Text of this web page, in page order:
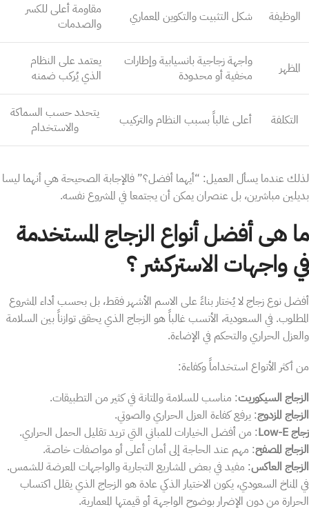
الوظيفة شكل التثبيت والتكوين المعماري
مقاومة أعلى للكسر
والصدمات
المظهر
واجهة زجاجية بانسيابية وإطارات
مخفية أو محدودة
يعتمد على النظام
الذي يُركب ضمنه
التكلفة أعلى غالباً بسبب النظام والتركيب
يتحدد حسب السماكة
والاستخدام
لذلك عندما يسأل العميل: “أيهما أفضل؟” فالإجابة الصحيحة هي أنهما ليسا
بديلين مباشرين، بل عنصران يمكن أن يجتمعا في المشروع نفسه.
ما هى أفضل أنواع الزجاج المستخدمة
في واجهات الاستركشر ؟
أفضل نوع زجاج لا يُختار بناءً على الاسم الأشهر فقط، بل بحسب أداء المشروع
المطلوب. في السعودية، الأنسب غالباً هو الزجاج الذي يحقق توازناً بين السلامة
والعزل الحراري والتحكم في الإضاءة.
من أكثر الأنواع استخداماً وكفاءة:
الزجاج السيكوريت: مناسب للسلامة والمتانة في كثير من التطبيقات.
الزجاج المزدوج: يرفع كفاءة العزل الحراري والصوتي.
زجاج Low-E
: من أفضل الخيارات للمباني التي تريد تقليل الحمل الحراري.
الزجاج المصفح: مهم عند الحاجة إلى أمان أعلى أو مواصفات خاصة.
الزجاج العاكس: مفيد في بعض المشاريع التجارية والواجهات المعرضة للشمس.
في المناخ السعودي، يكون الاختيار الذكي عادة هو الزجاج الذي يقلل اكتساب
الحرارة من دون الإضرار بوضوح الواجهة أو قيمتها المعمارية.